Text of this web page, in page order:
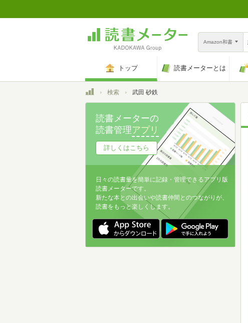
Amazon和書
トップ 読書メーターとは
トップ検索 武田 砂鉄
読書メーターの
読書管理アプリ
詳しくはこちら
日々の読書量を簡単に記録・管理できるアプリ版
読書メーターです。
新たな本との出会いや読書仲間とのつながりが、
読書をもっと楽しくします。